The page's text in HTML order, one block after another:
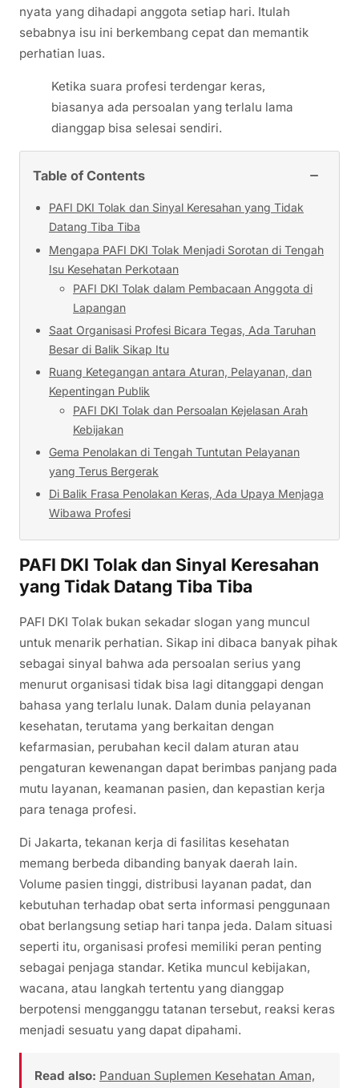
nyata yang dihadapi anggota setiap hari. Itulah
sebabnya isu ini berkembang cepat dan memantik
perhatian luas.
Ketika suara profesi terdengar keras,
biasanya ada persoalan yang terlalu lama
dianggap bisa selesai sendiri.
Table of Contents −
PAFI DKI Tolak dan Sinyal Keresahan yang Tidak
Datang Tiba Tiba
Mengapa PAFI DKI Tolak Menjadi Sorotan di Tengah
Isu Kesehatan Perkotaan
PAFI DKI Tolak dalam Pembacaan Anggota di
Lapangan
Saat Organisasi Profesi Bicara Tegas, Ada Taruhan
Besar di Balik Sikap Itu
Ruang Ketegangan antara Aturan, Pelayanan, dan
Kepentingan Publik
PAFI DKI Tolak dan Persoalan Kejelasan Arah
Kebijakan
Gema Penolakan di Tengah Tuntutan Pelayanan
yang Terus Bergerak
Di Balik Frasa Penolakan Keras, Ada Upaya Menjaga
Wibawa Profesi
PAFI DKI Tolak dan Sinyal Keresahan
yang Tidak Datang Tiba Tiba
PAFI DKI Tolak bukan sekadar slogan yang muncul
untuk menarik perhatian. Sikap ini dibaca banyak pihak
sebagai sinyal bahwa ada persoalan serius yang
menurut organisasi tidak bisa lagi ditanggapi dengan
bahasa yang terlalu lunak. Dalam dunia pelayanan
kesehatan, terutama yang berkaitan dengan
kefarmasian, perubahan kecil dalam aturan atau
pengaturan kewenangan dapat berimbas panjang pada
mutu layanan, keamanan pasien, dan kepastian kerja
para tenaga profesi.
Di Jakarta, tekanan kerja di fasilitas kesehatan
memang berbeda dibanding banyak daerah lain.
Volume pasien tinggi, distribusi layanan padat, dan
kebutuhan terhadap obat serta informasi penggunaan
obat berlangsung setiap hari tanpa jeda. Dalam situasi
seperti itu, organisasi profesi memiliki peran penting
sebagai penjaga standar. Ketika muncul kebijakan,
wacana, atau langkah tertentu yang dianggap
berpotensi mengganggu tatanan tersebut, reaksi keras
menjadi sesuatu yang dapat dipahami.
Read also: Panduan Suplemen Kesehatan Aman,